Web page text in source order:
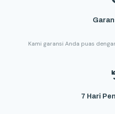
Kami garansi Anda puas
7 Hari